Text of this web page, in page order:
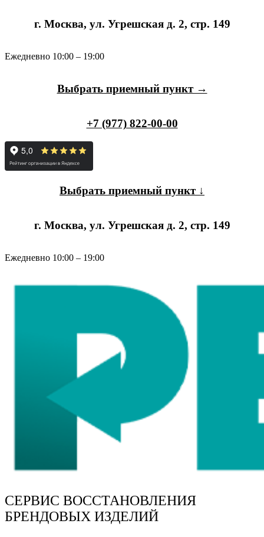
г. Москва, ул. Угрешская д. 2, стр. 149
Ежедневно 10:00 – 19:00
Выбрать приемный пункт →
+7 (977) 822-00-00
Выбрать приемный пункт ↓
г. Москва, ул. Угрешская д. 2, стр. 149
Ежедневно 10:00 – 19:00
СЕРВИС ВОССТАНОВЛЕНИЯ
БРЕНДОВЫХ ИЗДЕЛИЙ